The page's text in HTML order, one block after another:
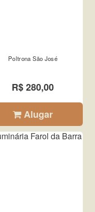
Poltrona São José
R$ 280,00
Alugar